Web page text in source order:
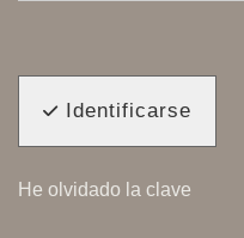
Identificarse
He olvidado la clave